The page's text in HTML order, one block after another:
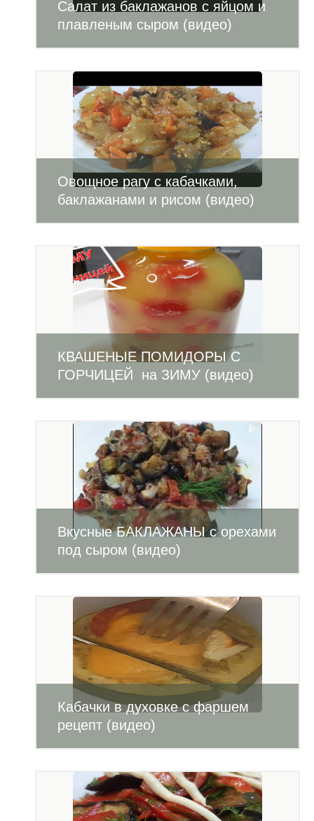
Салат из баклажанов с яйцом и
плавленым сыром (видео)
Овощное рагу с кабачками,
баклажанами и рисом (видео)
КВАШЕНЫЕ ПОМИДОРЫ С
ГОРЧИЦЕЙ на ЗИМУ (видео)
Вкусные БАКЛАЖАНЫ с орехами
под сыром (видео)
Кабачки в духовке с фаршем
рецепт (видео)